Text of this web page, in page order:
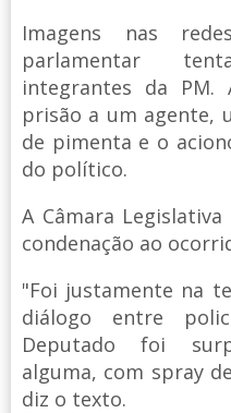
Imagens nas
parlamentar
integrantes da
prisão a um agente,
de pimenta e o
do político.
A Câmara
condenação ao
"Foi justamente na
diálogo entre
Deputado foi
alguma, com spray
diz o texto.